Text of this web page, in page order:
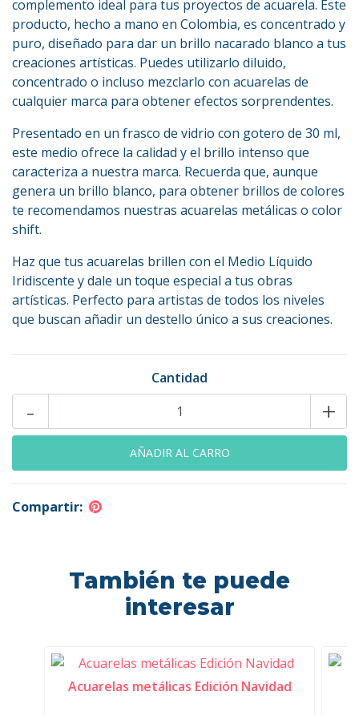
complemento ideal para tus proyectos de acuarela. Este
producto, hecho a mano en Colombia, es concentrado y
puro, diseñado para dar un brillo nacarado blanco a tus
creaciones artísticas. Puedes utilizarlo diluido,
concentrado o incluso mezclarlo con acuarelas de
cualquier marca para obtener efectos sorprendentes.
Presentado en un frasco de vidrio con gotero de 30 ml,
este medio ofrece la calidad y el brillo intenso que
caracteriza a nuestra marca. Recuerda que, aunque
genera un brillo blanco, para obtener brillos de colores
te recomendamos nuestras acuarelas metálicas o color
shift.
Haz que tus acuarelas brillen con el Medio Líquido
Iridiscente y dale un toque especial a tus obras
artísticas. Perfecto para artistas de todos los niveles
que buscan añadir un destello único a sus creaciones.
Cantidad
+
-
Compartir:
También te puede
interesar
Acuarelas metálicas Edición Navidad